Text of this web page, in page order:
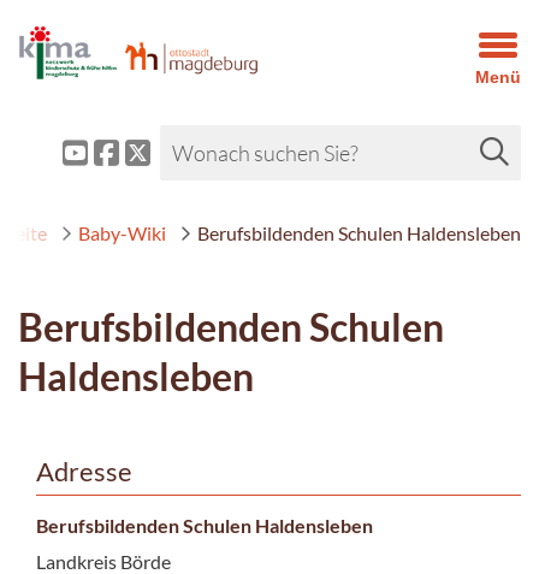
Menü
Baby-Wiki Berufsbildenden Schulen Haldensleben
Berufsbildenden Schulen
Haldensleben
Adresse
Berufsbildenden Schulen Haldensleben
Landkreis Börde